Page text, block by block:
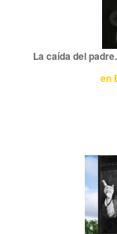
La caída del
en